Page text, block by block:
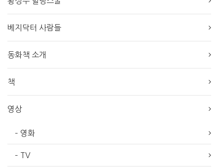
베지닥터 사람들
동화책 소개
책
영상
– 영화
– TV